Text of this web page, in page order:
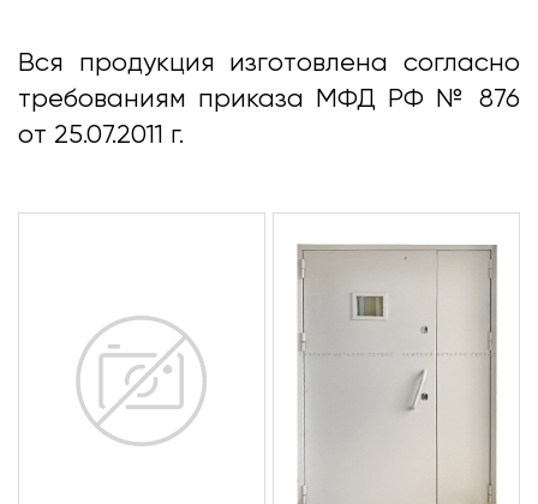
Вся продукция изготовлена согласно
требованиям приказа МФД РФ № 876
от 25.07.2011 г.